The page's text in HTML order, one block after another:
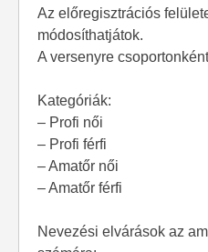
Az előregisztrációs
módosíthatjátok.
A versenyre
Kategóriák:
– Profi női
– Profi férfi
– Amatőr női
– Amatőr férfi
Nevezési elvárások az